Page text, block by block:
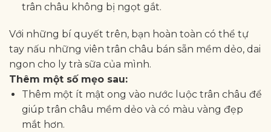
trân châu không bị ngọt gắt.
Với những bí quyết trên, bạn hoàn toàn có thể tự
tay nấu những viên trân châu bán sẵn mềm dẻo, dai
ngon cho ly trà sữa của mình.
Thêm một số mẹo sau:
Thêm một ít mật ong vào nước luộc trân châu để
giúp trân châu mềm dẻo và có màu vàng đẹp
mắt hơn.